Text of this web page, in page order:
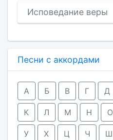
Исповедание веры
Песни с аккордами
А Б В Г Д
К Л М Н О
У Х Ц Ч Ш